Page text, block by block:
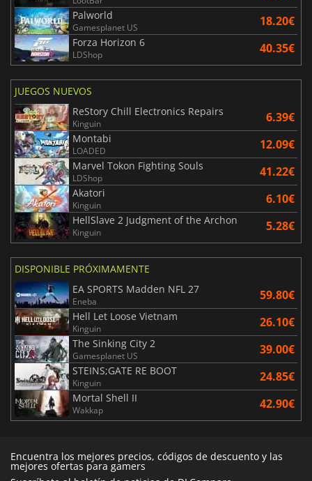
Palworld
Gamesplanet US 18.20€
Forza Horizon 6
LDShop 40.35€
JUEGOS NUEVOS
ReStory Chill Electronics Repairs
Kinguin 6.39€
Montabi
LOADED 12.09€
Marvel Tokon Fighting Souls
LDShop 41.22€
Akatori
Kinguin 6.10€
HellSlave 2 Judgment of the Archon
Kinguin 5.28€
DISPONIBLE PRÓXIMAMENTE
EA SPORTS Madden NFL 27
Eneba 59.80€
Hell Let Loose Vietnam
Kinguin 26.10€
The Sinking City 2
Gamesplanet US 39.00€
STEINS;GATE RE BOOT
Kinguin 24.85€
Mortal Shell II
Wakkap 42.90€
Encuentra los mejores precios, códigos de descuento y las
mejores ofertas para gamers